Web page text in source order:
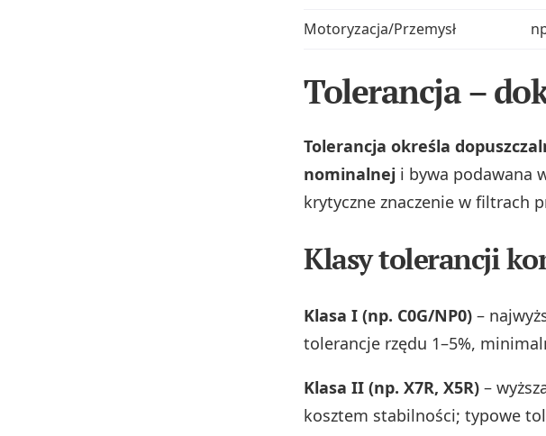
Motoryzacja/Przemysł
Tolerancja –
Tolerancja określa
nominalnej i bywa podawana
krytyczne znaczenie w filtrach
Klasy tolerancji
Klasa I (np. C0G/NP0) –
tolerancje rzędu 1–5%,
Klasa II (np. X7R, X5R) –
kosztem stabilności; typowe